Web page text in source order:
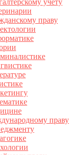
учету
праву
праву